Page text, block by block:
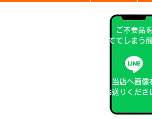
ご不要品を
捨ててしまう
当店へ画像
お送りくださ